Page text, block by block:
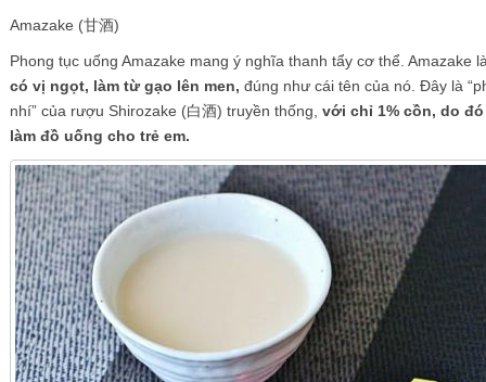
Amazake (甘酒)
Phong tục uống Amazake mang ý nghĩa thanh tẩy cơ thể. Amazake
có vị ngọt, làm từ gạo lên men, đúng như cái tên của nó. Đây là
nhí” của rượu Shirozake (白酒) truyền thống, với chỉ 1% cồn, do
làm đồ uống cho trẻ em.